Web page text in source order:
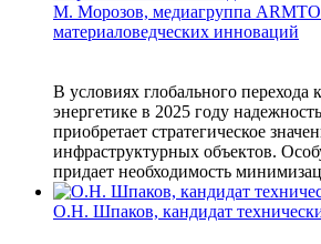
М. Морозов, медиагруппа
материаловедческих инноваций
В условиях глобального перехода
энергетике в 2025 году
приобретает стратегическое
инфраструктурных объектов.
придает необходимость
О.Н. Шпаков, кандидат